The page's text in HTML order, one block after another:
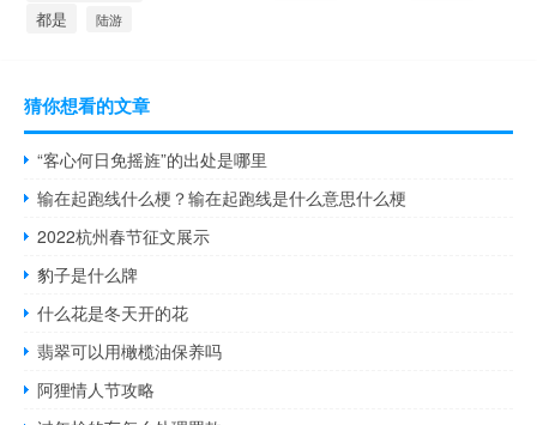
都是 陆游
猜你想看的文章
“客心何日免摇旌”的出处是哪里
输在起跑线什么梗？输在起跑线是什么意思什么梗
2022杭州春节征文展示
豹子是什么牌
什么花是冬天开的花
翡翠可以用橄榄油保养吗
阿狸情人节攻略